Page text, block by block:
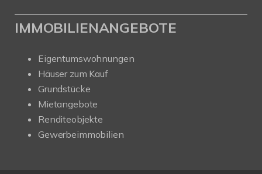
IMMOBILIENANGEBOTE
Eigentumswohnungen
Häuser zum Kauf
Grundstücke
Mietangebote
Renditeobjekte
Gewerbeimmobilien